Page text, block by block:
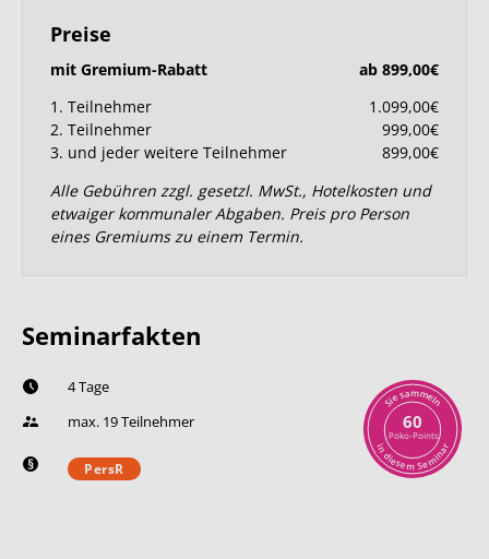
Preise
mit Gremium-Rabatt
ab 899,00€
1. Teilnehmer
1.099,00€
2. Teilnehmer
999,00€
3. und jeder weitere Teilnehmer
899,00€
Alle Gebühren zzgl. gesetzl. MwSt., Hotelkosten und
etwaiger kommunaler Abgaben. Preis pro Person
eines Gremiums zu einem Termin.
Seminarfakten
4 Tage
max. 19 Teilnehmer
PersR
i
n
d
iesemSemi
n
a
r
S
iesammel
n
60
Poko-Points